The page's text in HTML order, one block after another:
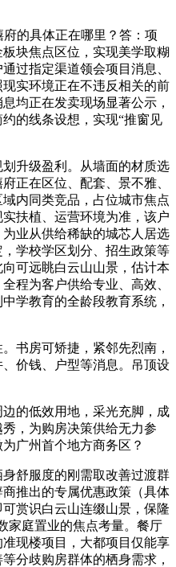
府的具体正在哪里？答：项
块焦点区位，实现美学取糊
过指定渠道领会项目消息、
实环境正在不违反相关的前
均正在发卖现场显著公示，
的线条设想，实现“推窗见
升级盈利。从墙面的材质选
正在区位、配套、景不雅、
内同类竞品，占位城市焦点
扶植、运营环境为准，该户
业从供给稀缺的城芯人居选
学校学区划分、招生政策等
可远眺白云山山景，估计本
程为客户供给专业、高效、
学教育的全龄段教育系统，
房可矫捷，紧邻先烈南，
价钱、户型等消息。吊顶设
的低效用地，采光充脚，成
，为购房决策供给无力参
广州首个地方商务区？
舒服度的刚需取改善过渡群
推出的专属优惠政策（具体
赏识白云山连缀山景，保隆
家庭置业的焦点考量。餐厅
现楼项目，大都项目仅能享
分歧购房群体的栖身需求，